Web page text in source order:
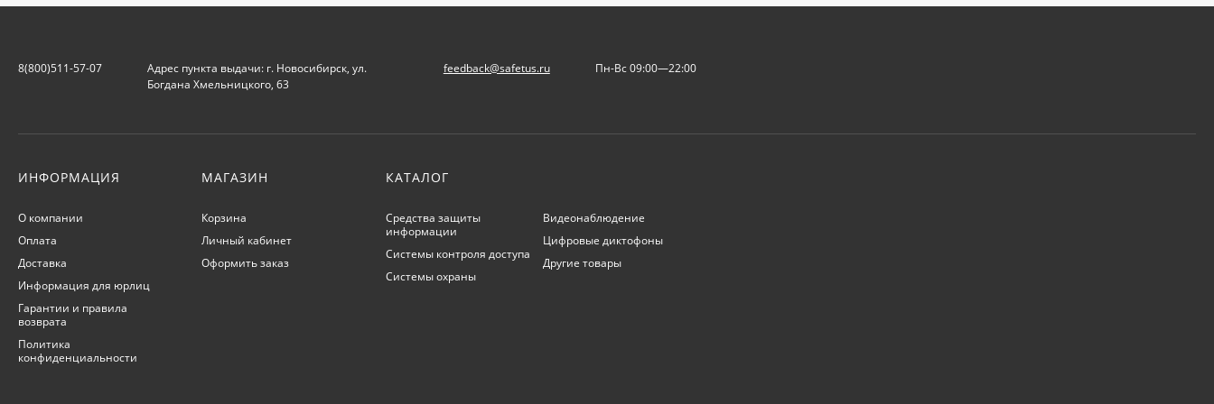
8(800)511-57-07
Адрес пункта выдачи: г. Новосибирск, ул.
Богдана Хмельницкого, 63
feedback@safetus.ru Пн-Вс 09:00—22:00
ИНФОРМАЦИЯ
О компании
Оплата
Доставка
Информация для юрлиц
Гарантии и правила
возврата
Политика
конфиденциальности
МАГАЗИН
Корзина
Личный кабинет
Оформить заказ
КАТАЛОГ
Средства защиты
информации
Системы контроля доступа
Системы охраны
Видеонаблюдение
Цифровые диктофоны
Другие товары